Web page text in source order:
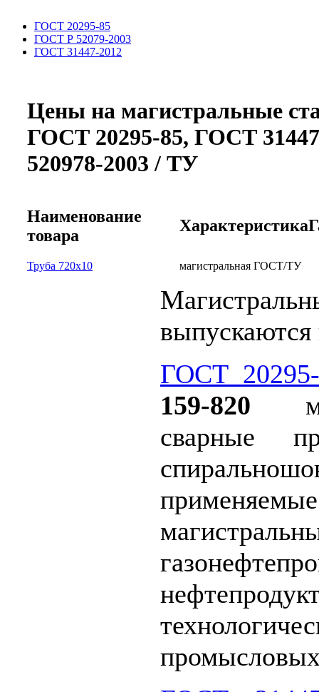
ГОСТ 20295-85
ГОСТ Р 52079-2003
ГОСТ 31447-2012
Цены на магистральные
ГОСТ 20295-85, ГОСТ
520978-2003 / ТУ
Наименование
товара
Характеристика
Труба 720х10 магистральная ГОСТ/ТУ
выпускаются
ГОСТ
159-820
сварные